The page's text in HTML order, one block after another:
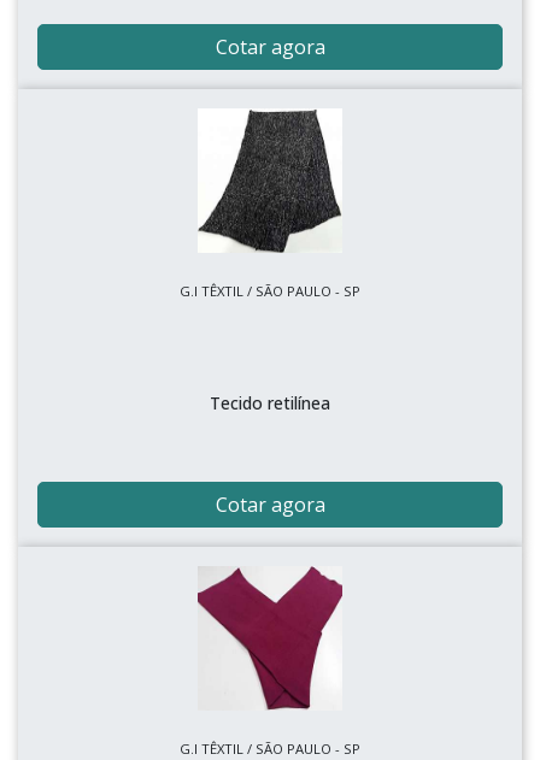
Cotar agora
G.I TÊXTIL / SÃO PAULO - SP
Tecido retilínea
Cotar agora
G.I TÊXTIL / SÃO PAULO - SP